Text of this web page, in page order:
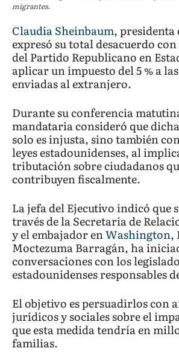
migrantes.
Claudia Sheinbaum, presidenta
expresó su total desacuerdo
del Partido Republicano en
aplicar un impuesto del 5 % a
enviadas al extranjero.
Durante su conferencia
mandataria consideró que
solo es injusta, sino también
leyes estadounidenses, al
tributación sobre ciudadanos
contribuyen fiscalmente.
La jefa del Ejecutivo indicó que
través de la Secretaría de
y el embajador enWashington,
Moctezuma Barragán, ha
conversaciones con los
estadounidenses responsables
El objetivo es persuadirlos con
jurídicos y sociales sobre el
que esta medida tendría en
familias.